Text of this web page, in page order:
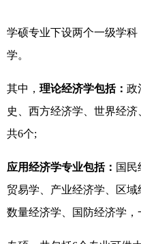
学硕专业下设两个一级学
学。
其中， 理论经济学包括： 政
史、西方经济学、世界经
共6个;
应用经济学专业包括： 国民
贸易学、产业经济学、区域
数量经济学、国防经济学，